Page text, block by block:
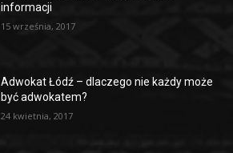
informacji
15 września, 2017
Adwokat Łódź – dlaczego nie każdy może
być adwokatem?
24 kwietnia, 2017